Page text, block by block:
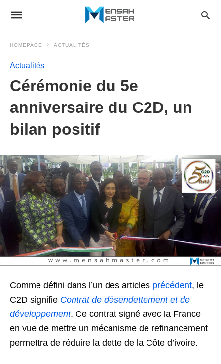
HOMEPAGE ACTUALITÉS
Actualités
Cérémonie du 5e
anniversaire du C2D, un
bilan positif
Comme défini dans l’un des articles précédent, le
C2D signifie Contrat de désendettement et de
développement. Ce contrat signé avec la France
en vue de mettre un mécanisme de refinancement
permettra de réduire la dette de la Côte d’ivoire.